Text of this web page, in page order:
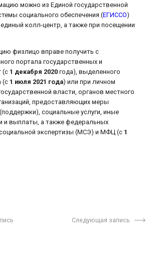
можно из Единой государственной
социального обеспечения (ЕГИССО)
единый колл-центр, а также при посещении
физлицо вправе получить с
портала государственных и
(с 1 декабря 2020 года), выделенного
(с 1 июля 2021 года) или при личном
власти, органов местного
предоставляющих меры
социальные услуги, иные
и выплаты, а также федеральных
экспертизы (МСЭ) и МФЦ (с 1
Следующая запись